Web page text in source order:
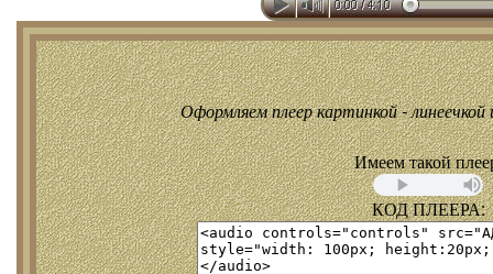
Оформляем плеер картинкой - линеечкой
Имеем такой
КОД ПЛЕЕРА: